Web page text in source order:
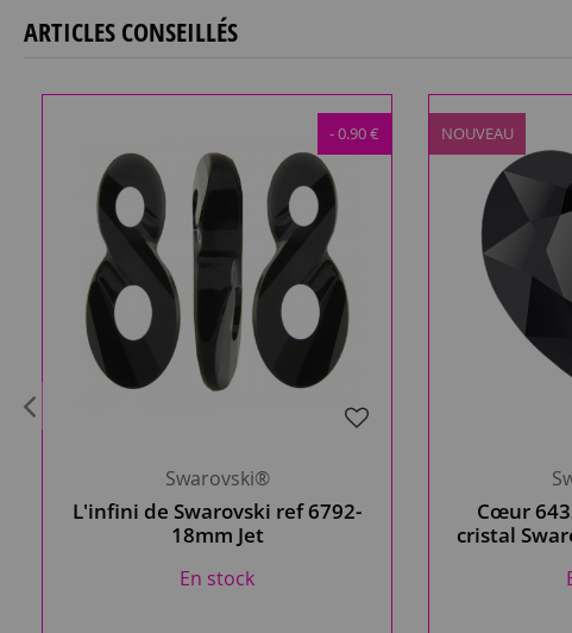
ARTICLES CONSEILLÉS
- 0.90 €
Swarovski®
L'infini de Swarovski ref 6792-
18mm Jet
En stock
NOUVEAU
Cœur
cristal